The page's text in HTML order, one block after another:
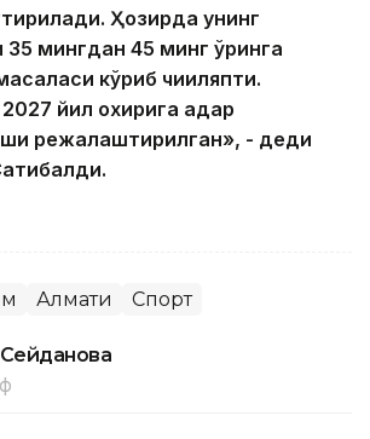
Ҳозирда унинг
35 мингдан 45 минг ўринга
кўриб чиқиляпти.
йил охирига қадар
режалаштирилган», - деди
Алмати Спорт